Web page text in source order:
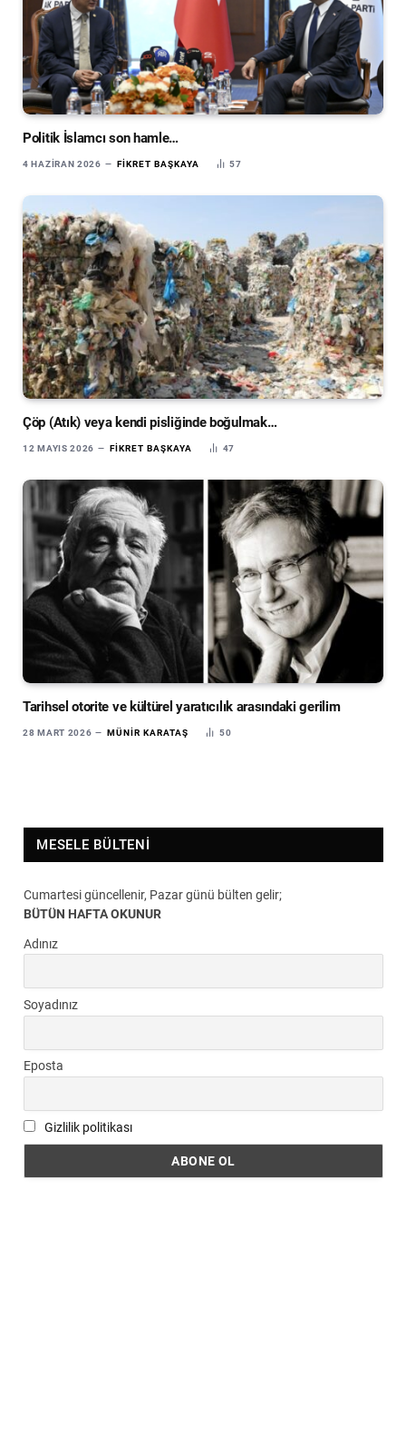
Politik İslamcı son hamle…
4 HAZIRAN 2026 FIKRET BAŞKAYA 57
Çöp (Atık) veya kendi pisliğinde boğulmak…
12 MAYIS 2026 FIKRET BAŞKAYA 47
Tarihsel otorite ve kültürel yaratıcılık arasındaki gerilim
28 MART 2026 MÜNIR KARATAŞ 50
MESELE BÜLTENI
Cumartesi güncellenir, Pazar günü bülten gelir;
BÜTÜN HAFTA OKUNUR
Adınız
Soyadınız
Eposta
Gizlilik politikası